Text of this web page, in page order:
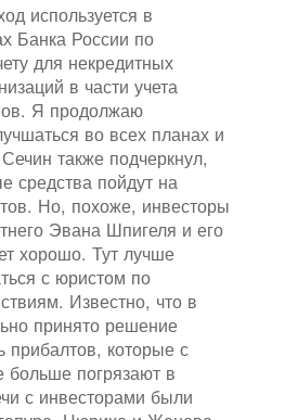
используется в
Банка России по
для некредитных
в части учета
Я продолжаю
во всех планах и
также подчеркнул,
средства пойдут на
Но, похоже, инвесторы
Эвана Шпигеля и его
хорошо. Тут лучше
с юристом по
Известно, что в
принято решение
прибалтов, которые с
погрязают в
с инвесторами были